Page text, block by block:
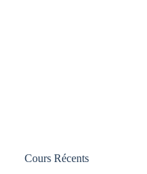
Cours Récents